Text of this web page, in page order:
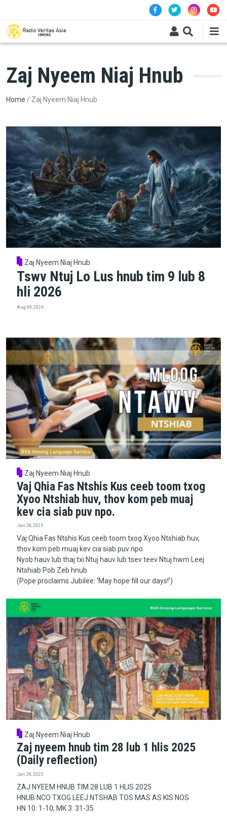
Zaj Nyeem Niaj Hnub
Breadcrumb
Home Zaj Nyeem Niaj Hnub
Zaj Nyeem Niaj Hnub
Tswv Ntuj Lo Lus hnub tim 9 lub 8
hli 2026
Aug 09, 2026
Zaj Nyeem Niaj Hnub
Vaj Qhia Fas Ntshis Kus ceeb toom txog
Xyoo Ntshiab huv, thov kom peb muaj
kev cia siab puv npo.
Jan 28, 2025
Vaj Qhia Fas Ntshis Kus ceeb toom txog Xyoo Ntshiab huv,
thov kom peb muaj kev cia siab puv npo.
Nyob hauv lub thaj txi Ntuj hauv lub tsev teev Ntuj hwm Leej
Ntshiab Pob Zeb hnub
(Pope proclaims Jubilee: ‘May hope fill our days!’)
Zaj Nyeem Niaj Hnub
Zaj nyeem hnub tim 28 lub 1 hlis 2025
(Daily reflection)
Jan 28, 2025
ZAJ NYEEM HNUB TIM 28 LUB 1 HLIS 2025
HNUB NCO TXOG LEEJ NTSHAB TOS MAS AS KIS NOS
HN 10: 1-10; MK 3: 31-35